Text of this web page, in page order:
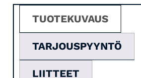
TUOTEKUVAUS
TARJOUSPYYNTÖ
LIITTEET